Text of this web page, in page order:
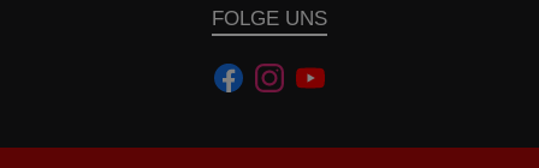
FOLGE UNS